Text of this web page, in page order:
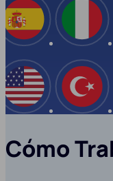
España
EE.UU
Cómo